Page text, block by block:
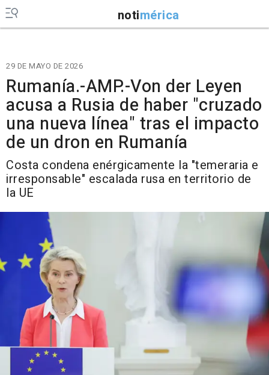
notimérica
29 DE MAYO DE 2026
Rumanía.-AMP.-Von der Leyen
acusa a Rusia de haber "cruzado
una nueva línea" tras el impacto
de un dron en Rumanía
Costa condena enérgicamente la "temeraria e
irresponsable" escalada rusa en territorio de
la UE